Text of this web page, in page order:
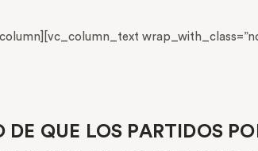
DE QUE LOS PARTIDOS